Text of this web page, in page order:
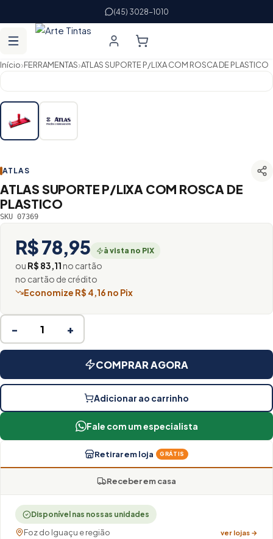
(45) 3028-1010
Início›FERRAMENTAS›ATLAS SUPORTE P/LIXA COM ROSCA DE PLASTICO
ATLAS
ATLAS SUPORTE P/LIXA COM ROSCA DE
PLASTICO
SKU 07369
R$ 78,95 à vista no PIX
ou R$ 83,11no cartão
no cartão de crédito
Economize R$ 4,16 no Pix
− +
COMPRAR AGORA
Adicionar ao carrinho
Fale com um especialista
Retirar em loja GRÁTIS
Receber em casa
Disponível nas nossas unidades
Foz do Iguaçu e região ver lojas →